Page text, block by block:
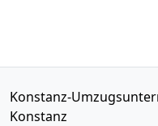
Konstanz-
Konstanz